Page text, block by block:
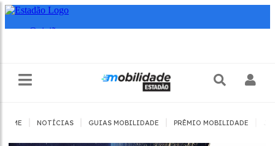
HOME NOTÍCIAS GUIAS MOBILIDADE PRÊMIO MOBILIDADE